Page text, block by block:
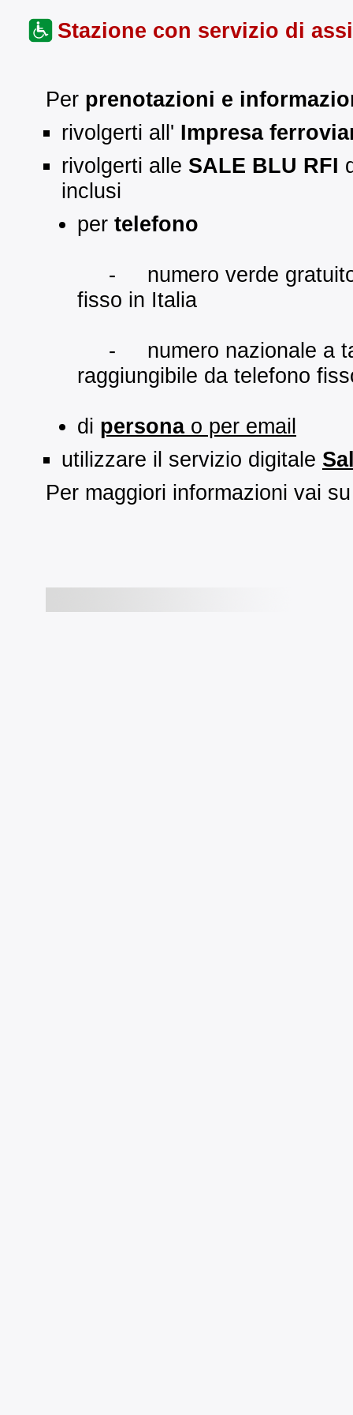
Stazione con servizio di
Per prenotazioni e
rivolgerti all' Impresa
rivolgerti alle SALE BLU RFI
inclusi
per telefono
- numero verde gratuito
fisso in Italia
- numero nazionale a
raggiungibile da telefono
di personao per email
utilizzare il servizio digitale
Per maggiori informazioni vai